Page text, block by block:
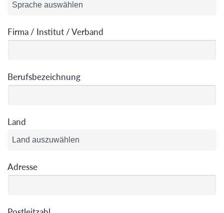
Firma / Institut / Verband
Berufsbezeichnung
Land
Adresse